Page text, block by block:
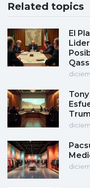
Related topics
El